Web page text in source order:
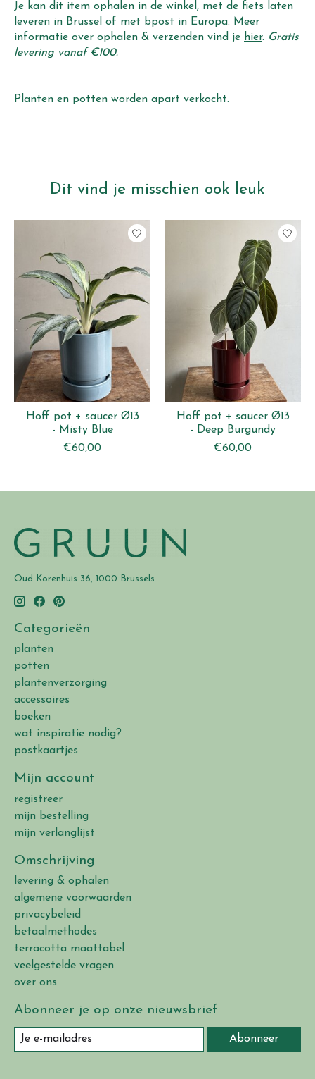
Je kan dit item ophalen in de winkel, met de fiets laten
leveren in Brussel of met bpost in Europa. Meer
informatie over ophalen & verzenden vind je hier. Gratis
levering vanaf €100.
Planten en potten worden apart verkocht.
Dit vind je misschien ook leuk
Items van productcarrousel
Hoff pot + saucer Ø13
- Misty Blue
€60,00
Hoff pot + saucer Ø13
- Deep Burgundy
€60,00
Oud Korenhuis 36, 1000 Brussels
Categorieën
planten
potten
plantenverzorging
accessoires
boeken
wat inspiratie nodig?
postkaartjes
Mijn account
registreer
mijn bestelling
mijn verlanglijst
Omschrijving
levering & ophalen
algemene voorwaarden
privacybeleid
betaalmethodes
terracotta maattabel
veelgestelde vragen
over ons
Abonneer je op onze nieuwsbrief
Abonneer